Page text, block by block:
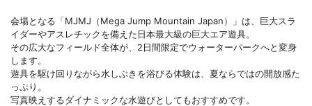
会場となる「MJMJ（Mega Jump Mountain Japan）」は、巨大スラ
イダーやアスレチックを備えた日本最大級の巨大エア遊具。
その広大なフィールド全体が、2日間限定でウォーターパークへと変身
します。
遊具を駆け回りながら水しぶきを浴びる体験は、夏ならではの開放感た
っぷり。
写真映えするダイナミックな水遊びとしてもおすすめです。